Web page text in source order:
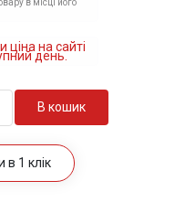
в місці його
ціна на сайті
день.
В кошик
1 клік